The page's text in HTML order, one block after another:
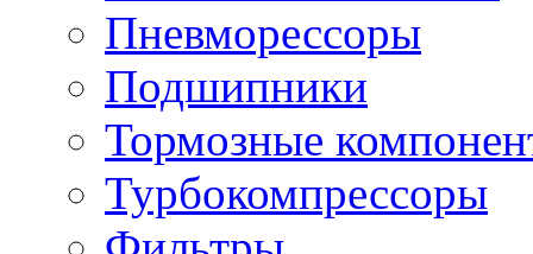
Пневморессоры
Подшипники
Тормозные
Турбокомпрессоры